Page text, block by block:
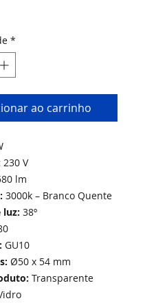
*
ao carrinho
230 V
lm
3000k – Branco Quente
luz: 38º
GU10
Ø50 x 54 mm
Transparente